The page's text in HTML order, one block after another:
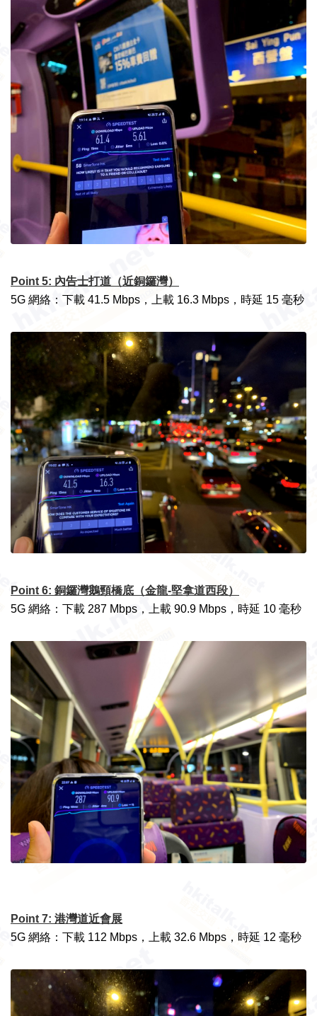
Point 5: 內告士打道（近銅鑼灣）
5G 網絡：下載 41.5 Mbps，上載 16.3 Mbps，時延 15 毫秒
Point 6: 銅鑼灣鵝頸橋底（金龍-堅拿道西段）
5G 網絡：下載 287 Mbps，上載 90.9 Mbps，時延 10 毫秒
Point 7: 港灣道近會展
5G 網絡：下載 112 Mbps，上載 32.6 Mbps，時延 12 毫秒